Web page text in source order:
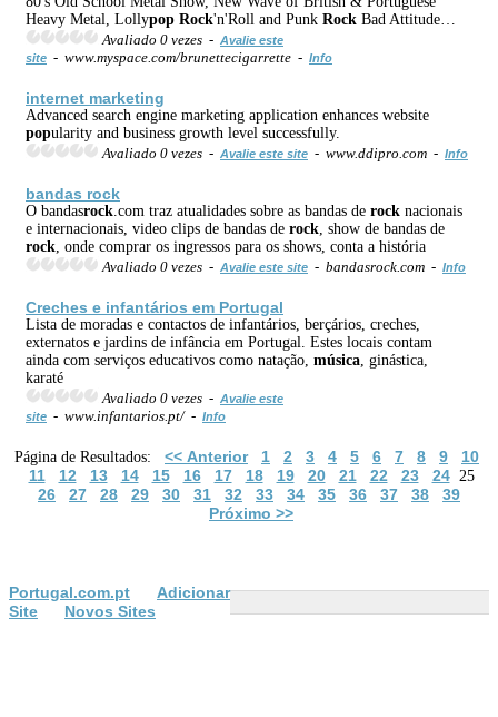
Heavy Metal, Lollypop Rock'n'Roll and Punk Rock Bad Attitude…
Avaliado 0 vezes - Avalie este
site - www.myspace.com/brunettecigarrette - Info
internet marketing
Advanced search engine marketing application enhances website
popularity and business growth level successfully.
Avaliado 0 vezes - Avalie este site - www.ddipro.com - Info
bandas rock
O bandasrock .com traz atualidades sobre as bandas de rock nacionais
e internacionais, video clips de bandas de rock , show de bandas de
rock , onde comprar os ingressos para os shows, conta a história
Avaliado 0 vezes - Avalie este site - bandasrock.com - Info
Creches e infantários em Portugal
Lista de moradas e contactos de infantários, berçários, creches,
externatos e jardins de infância em Portugal. Estes locais contam
ainda com serviços educativos como natação, música , ginástica,
karaté
Avaliado 0 vezes - Avalie este
site - www.infantarios.pt/ - Info
Página de Resultados: << Anterior 1 2 3 4 5 6 7 8 9
10
11
12 13 14 15 16 17 18 19 20 21 22 23 2425
26 27 28 29 30 31 32 33 34 35 36 37 38
39
Próximo >>
Portugal.com.pt
Adicionar
Site
Novos Sites